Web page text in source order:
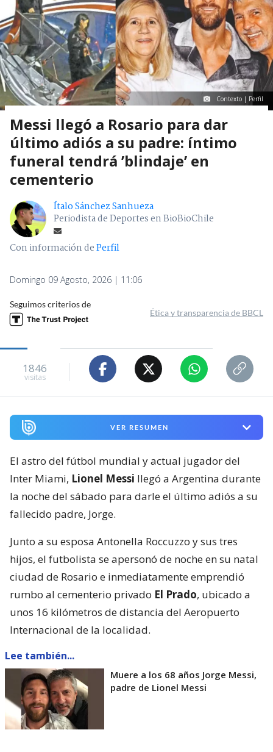
Contexto | Perfil
Messi llegó a Rosario para dar
último adiós a su padre: íntimo
funeral tendrá ’blindaje’ en
cementerio
Ítalo Sánchez Sanhueza
Periodista de Deportes en BioBioChile
Con información dePerfil
Domingo 09 Agosto, 2026 | 11:06
Seguimos criterios de
Ética y transparencia de BBCL
1846
visitas
VER RESUMEN
El astro del fútbol mundial y actual jugador del
Inter Miami, Lionel Messi llegó a Argentina durante
la noche del sábado para darle el último adiós a su
fallecido padre, Jorge.
Junto a su esposa Antonella Roccuzzo y sus tres
hijos, el futbolista se apersonó de noche en su natal
ciudad de Rosario e inmediatamente emprendió
rumbo al cementerio privado El Prado, ubicado a
unos 16 kilómetros de distancia del Aeropuerto
Internacional de la localidad.
Lee también...
Muere a los 68 años Jorge Messi,
padre de Lionel Messi